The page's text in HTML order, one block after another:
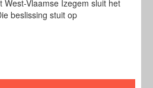
West-Vlaamse Izegem sluit het
beslissing stuit op